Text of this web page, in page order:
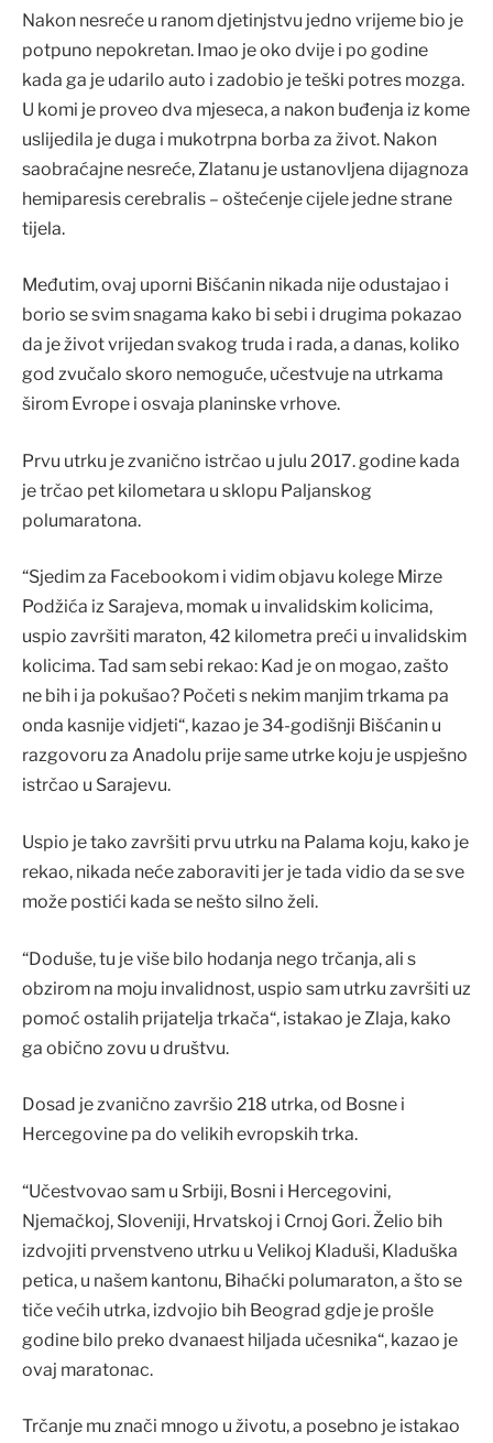
Nakon nesreće u ranom djetinjstvu jedno vrijeme bio je
potpuno nepokretan. Imao je oko dvije i po godine
kada ga je udarilo auto i zadobio je teški potres mozga.
U komi je proveo dva mjeseca, a nakon buđenja iz kome
uslijedila je duga i mukotrpna borba za život. Nakon
saobraćajne nesreće, Zlatanu je ustanovljena dijagnoza
hemiparesis cerebralis – oštećenje cijele jedne strane
tijela.
Međutim, ovaj uporni Bišćanin nikada nije odustajao i
borio se svim snagama kako bi sebi i drugima pokazao
da je život vrijedan svakog truda i rada, a danas, koliko
god zvučalo skoro nemoguće, učestvuje na utrkama
širom Evrope i osvaja planinske vrhove.
Prvu utrku je zvanično istrčao u julu 2017. godine kada
je trčao pet kilometara u sklopu Paljanskog
polumaratona.
“Sjedim za Facebookom i vidim objavu kolege Mirze
Podžića iz Sarajeva, momak u invalidskim kolicima,
uspio završiti maraton, 42 kilometra preći u invalidskim
kolicima. Tad sam sebi rekao: Kad je on mogao, zašto
ne bih i ja pokušao? Početi s nekim manjim trkama pa
onda kasnije vidjeti“, kazao je 34-godišnji Bišćanin u
razgovoru za Anadolu prije same utrke koju je uspješno
istrčao u Sarajevu.
Uspio je tako završiti prvu utrku na Palama koju, kako je
rekao, nikada neće zaboraviti jer je tada vidio da se sve
može postići kada se nešto silno želi.
“Doduše, tu je više bilo hodanja nego trčanja, ali s
obzirom na moju invalidnost, uspio sam utrku završiti uz
pomoć ostalih prijatelja trkača“, istakao je Zlaja, kako
ga obično zovu u društvu.
Dosad je zvanično završio 218 utrka, od Bosne i
Hercegovine pa do velikih evropskih trka.
“Učestvovao sam u Srbiji, Bosni i Hercegovini,
Njemačkoj, Sloveniji, Hrvatskoj i Crnoj Gori. Želio bih
izdvojiti prvenstveno utrku u Velikoj Kladuši, Kladuška
petica, u našem kantonu, Bihaćki polumaraton, a što se
tiče većih utrka, izdvojio bih Beograd gdje je prošle
godine bilo preko dvanaest hiljada učesnika“, kazao je
ovaj maratonac.
Trčanje mu znači mnogo u životu, a posebno je istakao